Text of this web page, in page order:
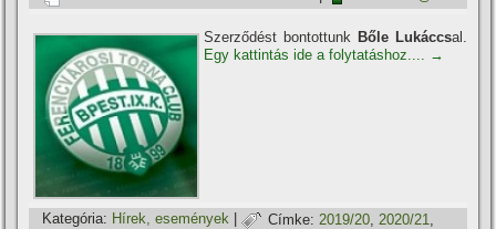
Szerződést bontottunk Bőle Lukáccsal.
Egy kattintás ide a folytatáshoz....
→
Kategória: Hí­rek, események | Címke: 2019/20 2020/21